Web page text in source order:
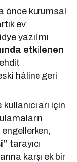
önce kurumsal
ev
yazılımı
etkilenen
hâline geri
için
tarayıcı
karşı ek bir